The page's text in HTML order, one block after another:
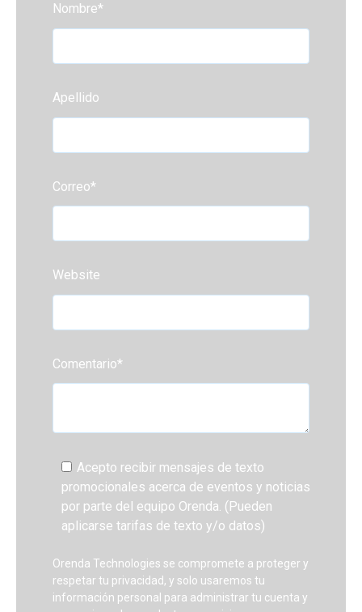
Nombre*
Apellido
Correo*
Website
Comentario*
Acepto recibir mensajes de texto
promocionales acerca de eventos y noticias
por parte del equipo Orenda. (Pueden
aplicarse tarifas de texto y/o datos)
Orenda Technologies se compromete a proteger y
respetar tu privacidad, y solo usaremos tu
información personal para administrar tu cuenta y